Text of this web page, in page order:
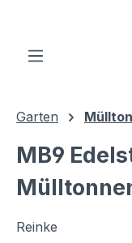
Garten
MB9
Reinke